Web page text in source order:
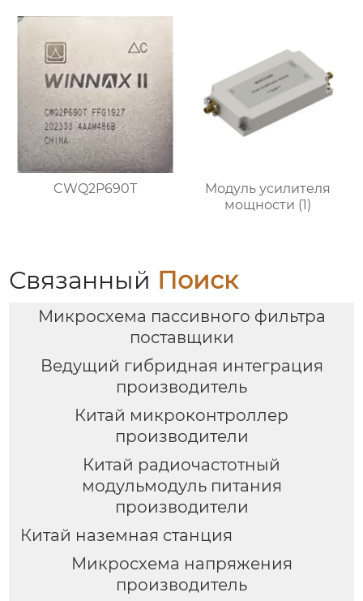
CWQ2P690T
Модуль усилителя
мощности (1)
Связанный Поиск
Микросхема пассивного фильтра
поставщики
Ведущий гибридная интеграция
производитель
Китай микроконтроллер
производители
Китай радиочастотный
модульмодуль питания
производители
Китай наземная станция
Микросхема напряжения
производитель